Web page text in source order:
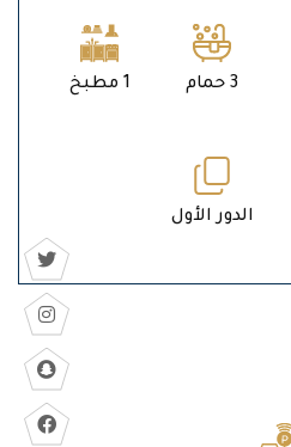
3 حمام 1 مطبخ
الدور الأول